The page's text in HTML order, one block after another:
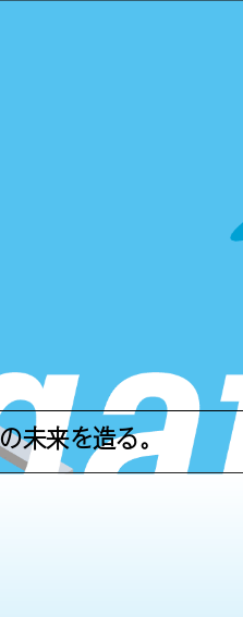
未来を造る。